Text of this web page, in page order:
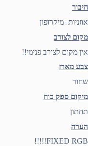
חיבור
אוזניות+מיקרופון
מקום לצורב
אין מקום לצורב פנימי!!
צבע מארז
שחור
מיקום ספק כוח
תחתון
הערה
FIXED RGB!!!!!